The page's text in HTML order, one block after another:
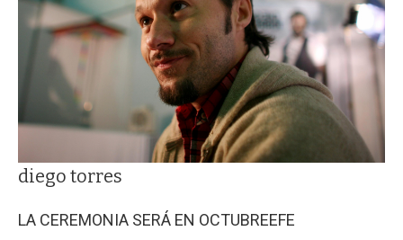
diego torres
LA CEREMONIA SERÁ EN OCTUBREEFE